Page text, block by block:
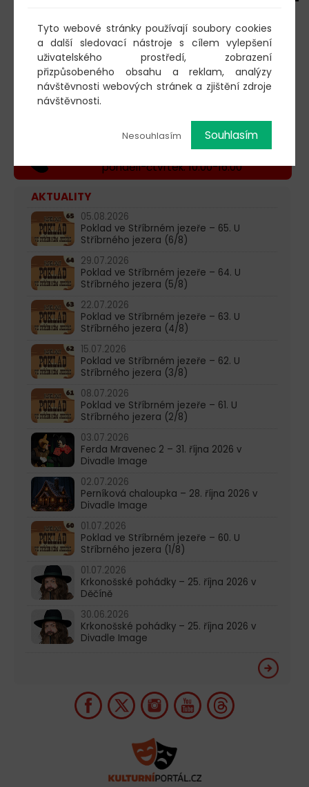
KOUPIT DOBROVOLNOU
VSTUPENKU
603 805 271
pondělí-čtvrtek: 10:00-16:00
AKTUALITY
05.08.2026
Poklad ve Stříbrném jezeře – 65. U
Stříbrného jezera (6/8)
29.07.2026
Poklad ve Stříbrném jezeře – 64. U
Stříbrného jezera (5/8)
22.07.2026
Poklad ve Stříbrném jezeře – 63. U
Stříbrného jezera (4/8)
15.07.2026
Poklad ve Stříbrném jezeře – 62. U
Stříbrného jezera (3/8)
08.07.2026
Poklad ve Stříbrném jezeře – 61. U
Stříbrného jezera (2/8)
03.07.2026
Ferda Mravenec 2 – 31. října 2026 v
Divadle Image
02.07.2026
Perníková chaloupka – 28. října 2026 v
Divadle Image
01.07.2026
Poklad ve Stříbrném jezeře – 60. U
Stříbrného jezera (1/8)
01.07.2026
Krkonošské pohádky – 25. října 2026 v
Děčíně
30.06.2026
Krkonošské pohádky – 25. října 2026 v
Divadle Image
Tyto webové stránky používají soubory cookies
a další sledovací nástroje s cílem vylepšení
uživatelského prostředí, zobrazení
přizpůsobeného obsahu a reklam, analýzy
návštěvnosti webových stránek a zjištění zdroje
návštěvnosti.
Nesouhlasím Souhlasím